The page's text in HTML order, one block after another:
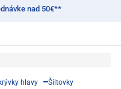
nad 50€**
hlavy Šiltovky